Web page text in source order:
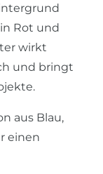
Rot und
wirkt
und bringt
aus Blau,
einen